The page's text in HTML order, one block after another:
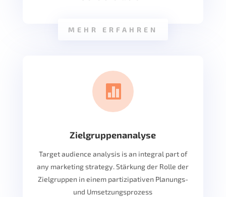
MEHR ERFAHREN

Zielgruppenanalyse
Target audience analysis is an integral part of
any marketing strategy. Stärkung der Rolle der
Zielgruppen in einem partizipativen Planungs-
und Umsetzungsprozess